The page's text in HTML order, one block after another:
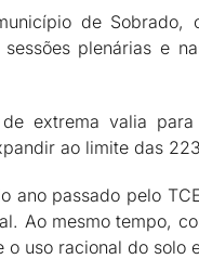
de
plenárias e
extrema valia
ao limite das
ano passado pelo
Ao mesmo tempo,
uso racional do